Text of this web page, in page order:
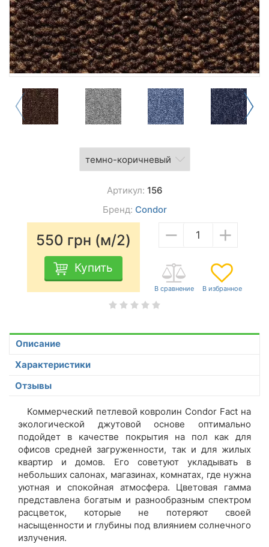
Артикул: 156
Бренд: Condor
550 грн (м/2)
Купить
− +
Описание
Характеристики
Отзывы
Коммерческий петлевой ковролин Condor Fact на
экологической джутовой основе оптимально
подойдет в качестве покрытия на пол как для
офисов средней загруженности, так и для жилых
квартир и домов. Его советуют укладывать в
небольших салонах, магазинах, комнатах, где нужна
уютная и спокойная атмосфера. Цветовая гамма
представлена богатым и разнообразным спектром
расцветок, которые не потеряют своей
насыщенности и глубины под влиянием солнечного
излучения.